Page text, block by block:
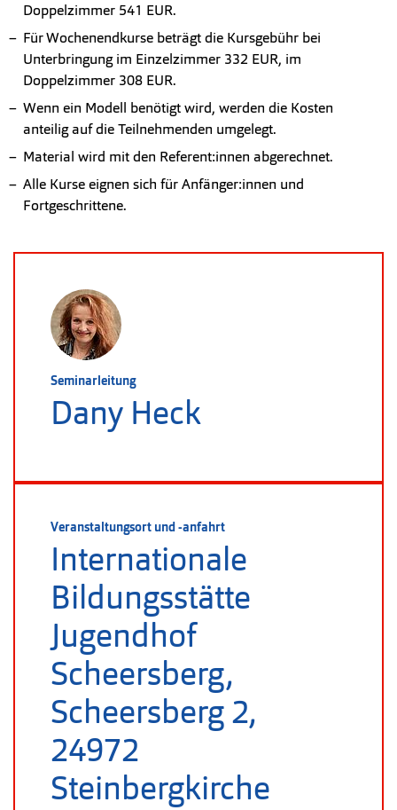
Doppelzimmer 541 EUR.
Für Wochenendkurse beträgt die Kursgebühr bei
Unterbringung im Einzelzimmer 332 EUR, im
Doppelzimmer 308 EUR.
Wenn ein Modell benötigt wird, werden die Kosten
anteilig auf die Teilnehmenden umgelegt.
Material wird mit den Referent:innen abgerechnet.
Alle Kurse eignen sich für Anfänger:innen und
Fortgeschrittene.
Seminarleitung
Dany Heck
Veranstaltungsort und -anfahrt
Internationale
Bildungsstätte
Jugendhof
Scheersberg,
Scheersberg 2,
24972
Steinbergkirche